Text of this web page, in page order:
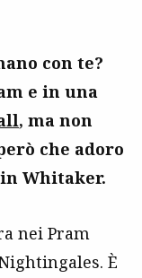
con te?
e in una
, ma non
che adoro
Whitaker.
nei Pram
È